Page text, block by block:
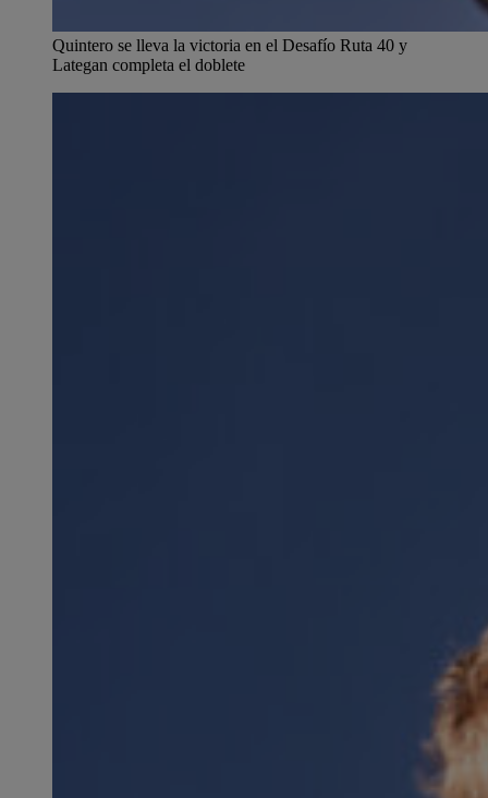
Quintero se lleva la victoria en el Desafío Ruta 40 y
Lategan completa el doblete